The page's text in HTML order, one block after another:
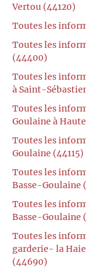
Vertou (44120)
Toutes les
Toutes les
(44400)
Toutes les
à Saint-
Toutes les
Goulaine à
Toutes les
Goulaine (44115)
Toutes les
Basse-Goulaine
Toutes les
Basse-Goulaine
Toutes les
garderie- la
(44690)